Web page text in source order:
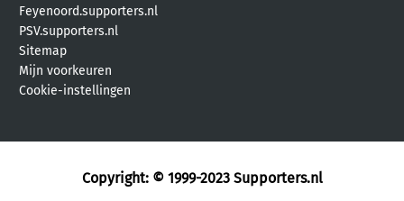
Feyenoord.supporters.nl
PSV.supporters.nl
Sitemap
Mijn voorkeuren
Cookie-instellingen
Copyright: © 1999-2023 Supporters.nl